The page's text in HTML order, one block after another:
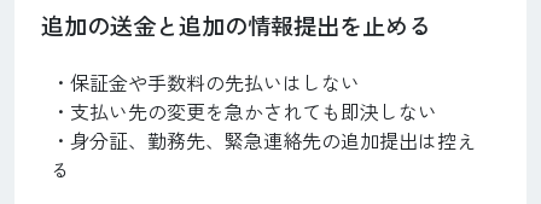
追加の送金と追加の情報提出を止める
・保証金や手数料の先払いはしない
・支払い先の変更を急かされても即決しない
・身分証、勤務先、緊急連絡先の追加提出は控え
る